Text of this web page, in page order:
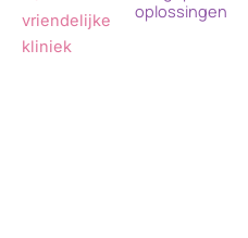
vriendelijke
kliniek
oplossingen